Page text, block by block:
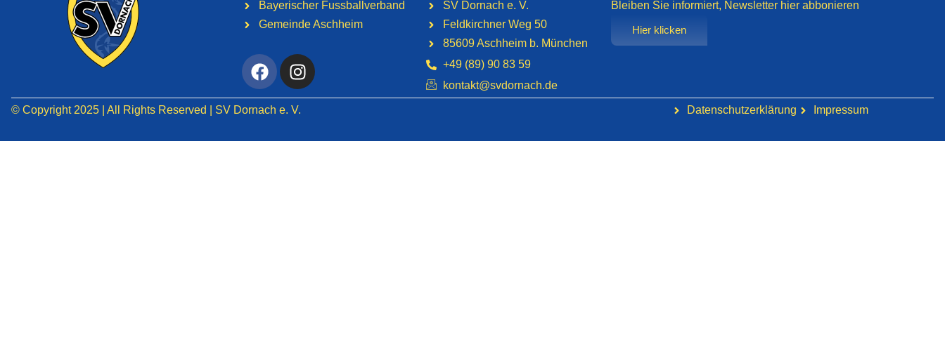
Bayerischer Fussballverband
Gemeinde Aschheim
SV Dornach e. V.
Feldkirchner Weg 50
85609 Aschheim b. München
+49 (89) 90 83 59
kontakt@svdornach.de
Bleiben Sie informiert, Newsletter hier abbonieren
Hier klicken
© Copyright 2025 | All Rights Reserved | SV Dornach e. V. Datenschutzerklärung Impressum